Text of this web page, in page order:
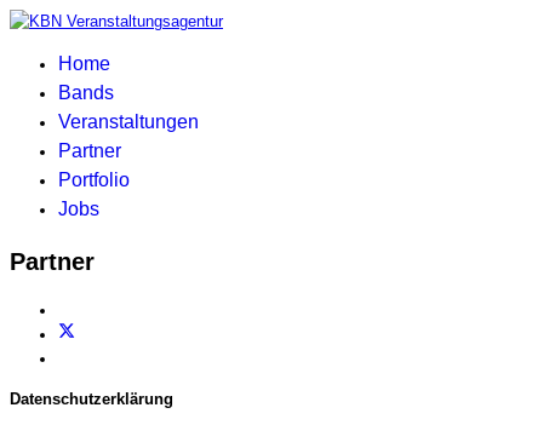
Home
Bands
Veranstaltungen
Partner
Portfolio
Jobs
Partner
Datenschutzerklärung